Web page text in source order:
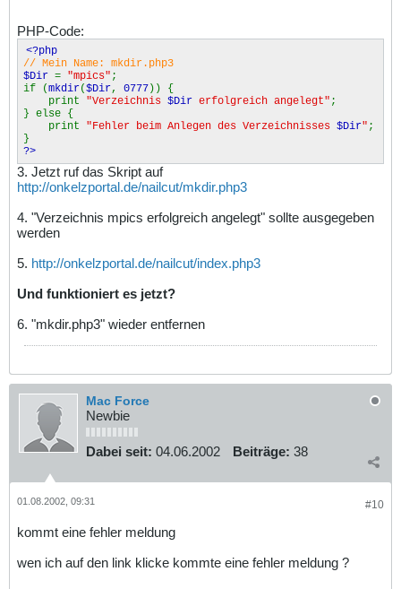
PHP-Code:
<?php
// Mein Name: mkdir.php3
$Dir = "mpics" ;
if (mkdir($Dir, 0777)) {
print "Verzeichnis $Dir erfolgreich angelegt" ;
} else {
print "Fehler beim Anlegen des Verzeichnisses $Dir" ;
}
?>
3. Jetzt ruf das Skript auf
http://onkelzportal.de/nailcut/mkdir.php3
4. "Verzeichnis mpics erfolgreich angelegt" sollte ausgegeben
werden
5. http://onkelzportal.de/nailcut/index.php3
Und funktioniert es jetzt?
6. "mkdir.php3" wieder entfernen
Mac Force
Newbie
Dabei seit: 04.06.2002 Beiträge: 38
#10
01.08.2002, 09:31
kommt eine fehler meldung
wen ich auf den link klicke kommte eine fehler meldung ?